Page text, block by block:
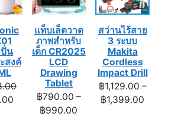
ปั่น
สงค์
Original
price
Current
แท็บเล็ตวาด
ภาพสำหรับ
เด็ก CR2025
LCD
Drawing
Tablet
฿790.00 –
฿990.00
สว่านไร้สาย
3 ระบบ
Makita
Cordless
Impact Drill
฿1,129.00 –
฿1,399.00